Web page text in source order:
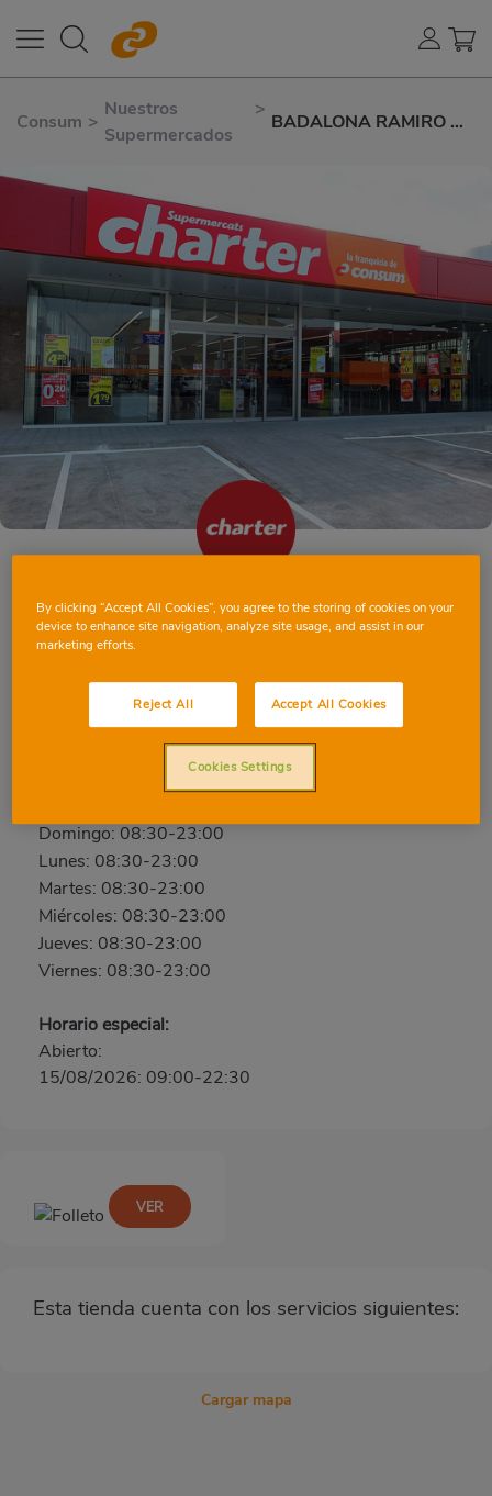
Consum >
Nuestros
Supermercados
>
BADALONA RAMIRO DE
BADALONA RAMIRO DE MAEZTU
Barcelona
930238392
Domingo: 08:30-23:00
Lunes: 08:30-23:00
Martes: 08:30-23:00
Miércoles: 08:30-23:00
Jueves: 08:30-23:00
Viernes: 08:30-23:00
Horario especial:
Abierto:
15/08/2026: 09:00-22:30
Esta tienda cuenta con los servicios siguientes:
VER
Cargar mapa
By clicking “Accept All Cookies”, you agree to the storing of cookies on your
device to enhance site navigation, analyze site usage, and assist in our
marketing efforts.
Reject All Accept All Cookies
Cookies Settings